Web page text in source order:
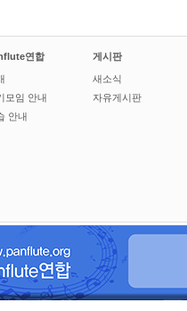
연합
모임 안내
안내
게시판
새소식
자유게시판